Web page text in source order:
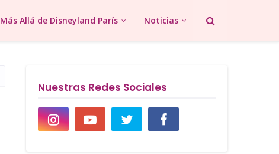
Más Allá de Disneyland París Noticias
Nuestras Redes Sociales